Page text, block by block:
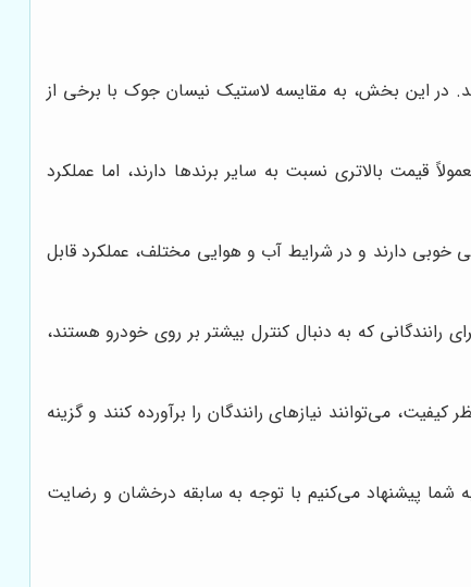
در این بخش، به مقایسه لاستیک نیسان جوک با برخی از
قیمت بالاتری نسبت به سایر برندها دارند، اما عملکرد
خوبی دارند و در شرایط آب و هوایی مختلف، عملکرد قابل
رانندگانی که به دنبال کنترل بیشتر بر روی خودرو هستند،
می‌توانند نیازهای رانندگان را برآورده کنند و گزینه
شما پیشنهاد می‌کنیم با توجه به سابقه درخشان و رضایت